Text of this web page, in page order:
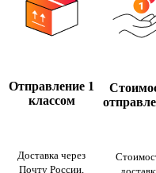
Отправление 1
классом
Доставка через
Почту России,